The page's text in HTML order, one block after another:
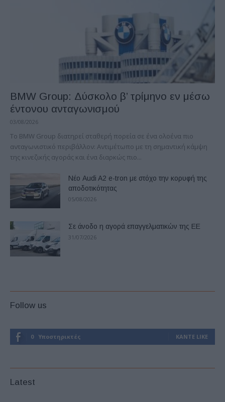
BMW Group: Δύσκολο β’ τρίμηνο εν μέσω
έντονου ανταγωνισμού
03/08/2026
Το BMW Group διατηρεί σταθερή πορεία σε ένα ολοένα πιο
ανταγωνιστικό περιβάλλον: Αντιμέτωπο με τη σημαντική κάμψη
της κινεζικής αγοράς και ένα διαρκώς πιο...
Νέο Audi A2 e-tron με στόχο την κορυφή της
αποδοτικότητας
05/08/2026
Σε άνοδο η αγορά επαγγελματικών της ΕΕ
31/07/2026
Follow us
0 Υποστηρικτές ΚΆΝΤΕ LIKE
Latest